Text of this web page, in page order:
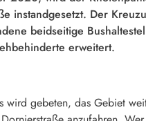
instandgesetzt. Der
beidseitige
erweitert.
gebeten, das Gebiet